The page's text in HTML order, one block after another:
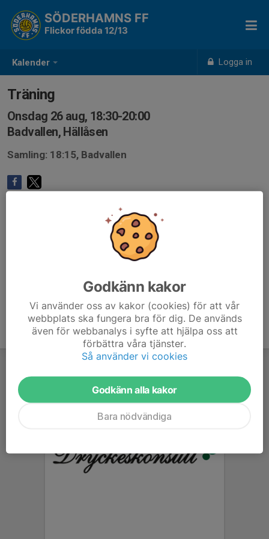
Kalender Logga in
SÖDERHAMNS FF
Flickor födda 12/13
Träning
Onsdag 26 aug, 18:30-20:00
Badvallen, Hällåsen
Samling: 18:15, Badvallen
Anmälan är öppen för lagets medlemmar.
Godkänn kakor
Vi använder oss av kakor (cookies) för att vår
webbplats ska fungera bra för dig. De används
även för webbanalys i syfte att hjälpa oss att
förbättra våra tjänster.
Så använder vi cookies
Godkänn alla kakor
Bara nödvändiga